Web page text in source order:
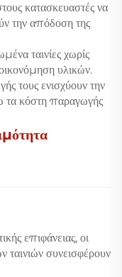
κατασκευαστές να
την απόδοση της
ταινίες χωρίς
υλικών.
τους ενισχύουν την
τα κόστη παραγωγής
επιφάνειας, οι
συνεισφέρουν